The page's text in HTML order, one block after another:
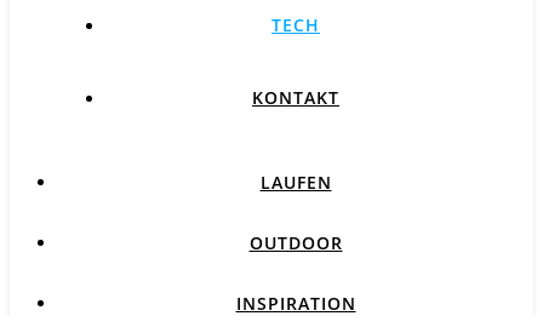
TECH
KONTAKT
LAUFEN
OUTDOOR
INSPIRATION